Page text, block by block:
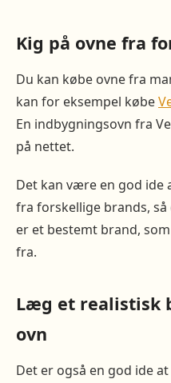
Kig på ovne fra
Du kan købe ovne fra
kan for eksempel købe
En indbygningsovn fra
på nettet.
Det kan være en god ide
fra forskellige brands,
er et bestemt brand,
fra.
Læg et realistisk
ovn
Det er også en god ide